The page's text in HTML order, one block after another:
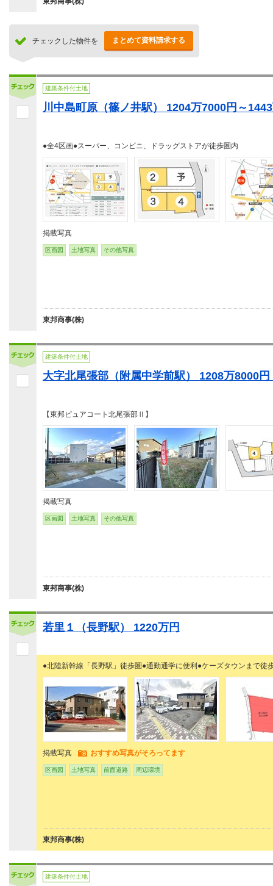
チェックした物件を まとめて資料請求する
建築条件付土地
川中島町原（篠ノ井駅） 1204万7000円～
●全4区画●スーパー、コンビニ、ドラッグストアが徒歩圏内
掲載写真
区画図 土地写真 その他写真
東邦商事(株)
建築条件付土地
大字北尾張部（附属中学前駅） 1208万8000
【東邦ピュアコート北尾張部Ⅱ】
掲載写真
区画図 土地写真 その他写真
東邦商事(株)
若里１（長野駅） 1220万円
●北陸新幹線「長野駅」徒歩圏●通勤通学に便利●ケーズタウンまで徒
掲載写真 おすすめ写真がそろってます
区画図 土地写真 前面道路 周辺環境
東邦商事(株)
建築条件付土地